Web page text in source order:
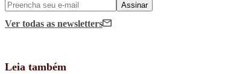
Assinar
Ver todas as newsletters
Leia também